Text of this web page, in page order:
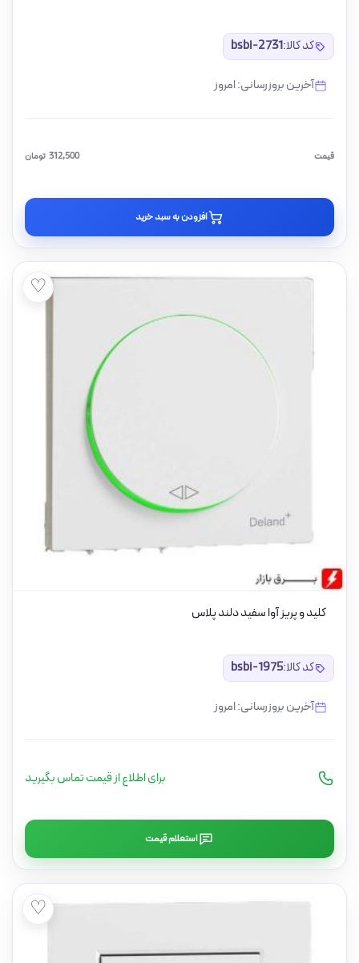
کد کالا:bsbi-2731
آخرین بروزرسانی: امروز
قیمت تومان 312,500
افزودن به سبد خرید
♡
کلید و پریز آوا سفید دلند پلاس
کد کالا:bsbi-1975
آخرین بروزرسانی: امروز
برای اطلاع از قیمت تماس بگیرید
استعلام قیمت
♡